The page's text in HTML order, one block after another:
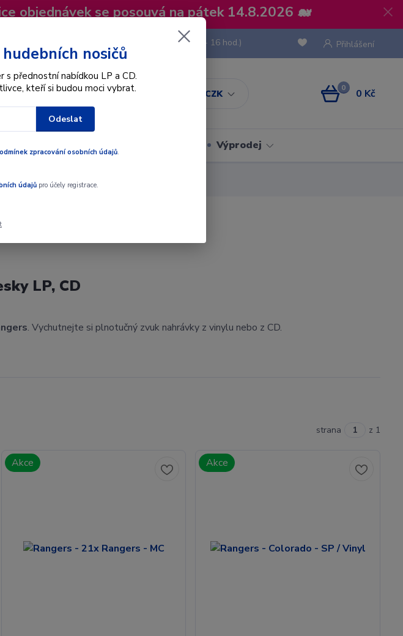
objednávek se posouvá na pátek 14.8.2026 🐋
CZK
Přihlášení
Hledat
(Po-Pá, 8 - 16 hod.)
0 0 Kč
Dárkové poukazy Výprodej
LP, CD
. Vychutnejte si plnotučný zvuk nahrávky z vinylu nebo z CD.
strana z 1
Akce Akce
nosičů
přednostní nabídkou LP a CD.
kteří si budou moci vybrat.
Odeslat
zpracování osobních údajů.
údajůpro účely registrace.